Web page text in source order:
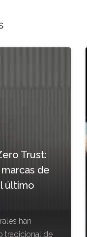
Trust:
de
último
han
tradicional de